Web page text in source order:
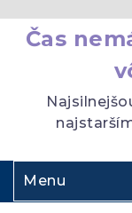
Čas
Menu